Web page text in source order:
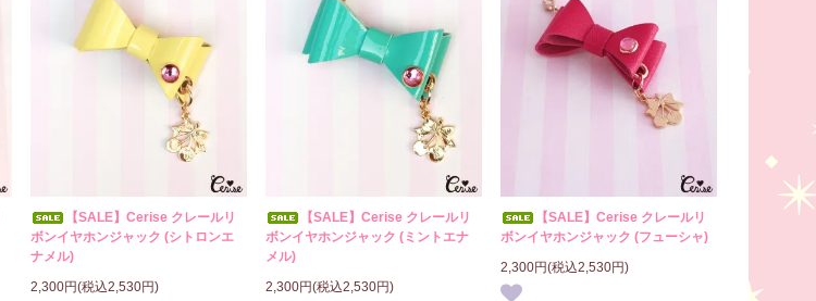
【SALE】Cerise クレールリ
ボンイヤホンジャック (シトロンエ
ナメル)
2,300円(税込2,530円)
【SALE】Cerise クレールリ
ボンイヤホンジャック (ミントエナ
メル)
2,300円(税込2,530円)
【SALE】Cerise クレールリ
ボンイヤホンジャック (フューシャ)
2,300円(税込2,530円)